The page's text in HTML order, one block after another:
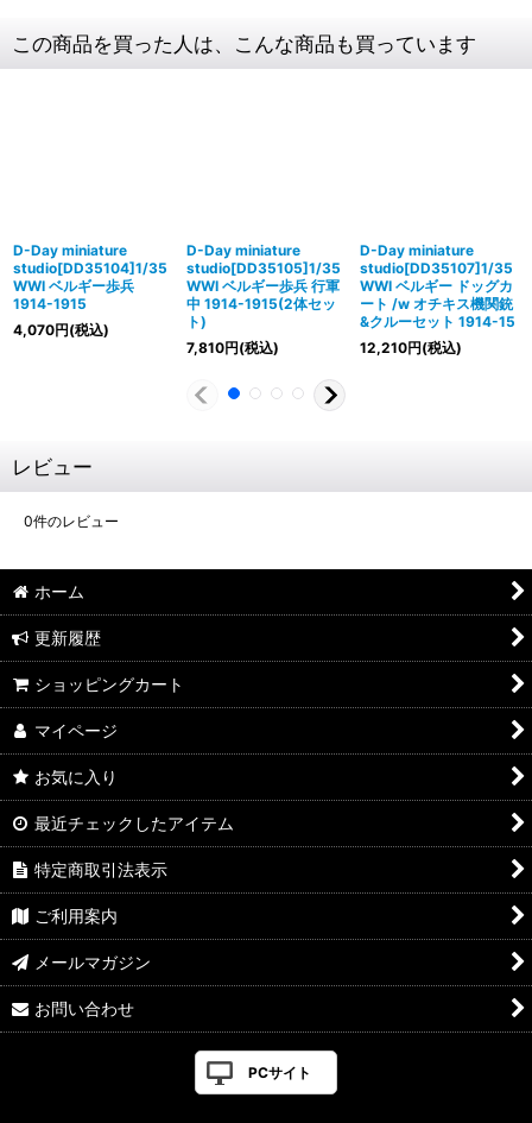
この商品を買った人は、こんな商品も買っています
D-Day miniature
studio[DD35104]1/35
WWI ベルギー歩兵
1914-1915
4,070円(税込)
D-Day miniature
studio[DD35105]1/35
WWI ベルギー歩兵 行軍
中 1914-1915(2体セッ
ト)
7,810円(税込)
D-Day miniature
studio[DD35107]1/35
WWI ベルギー ドッグカ
ート /w オチキス機関銃
&クルーセット 1914-15
12,210円(税込)
レビュー
0件のレビュー
ホーム
更新履歴
ショッピングカート
マイページ
お気に入り
最近チェックしたアイテム
特定商取引法表示
ご利用案内
メールマガジン
お問い合わせ
PCサイト